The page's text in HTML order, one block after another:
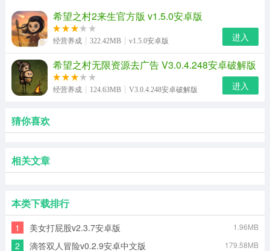
希望之村2来生官方版 v1.5.0安卓版
经营养成 322.42MB v1.5.0安卓版 进入
希望之村无限资源去广告 V3.0.4.248安卓破解版
经营养成 124.63MB V3.0.4.248安卓破解版 进入
猜你喜欢
相关文章
本类下载排行
1 美女打屁股v2.3.7安卓版 1.96MB
2 滴答双人冒险v0.2.9安卓中文版 179.58MB